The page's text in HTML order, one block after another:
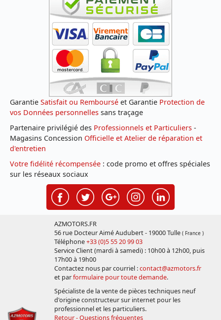
Garantie Satisfait ou Remboursé et Garantie Protection de
vos Données personnelles sans traçage
Partenaire privilégié des Professionnels et Particuliers -
Magasins Concession Officielle et Atelier de réparation et
d'entretien
Votre fidélité récompensée : code promo et offres spéciales
sur les réseaux sociaux
AZMOTORS.FR
56 rue Docteur Aimé Audubert - 19000 Tulle ( France )
Téléphone+33 (0)5 55 20 99 03
Service Client (mardi à samedi) : 10h00 à 12h00, puis
17h00 à 19h00
Contactez nous par courriel :contact@azmotors.fr
et parformulaire pour toute demande.
Spécialiste de la vente de pièces techniques neuf
d'origine constructeur sur internet pour les
professionnel et les particuliers.
Retour - Questions fréquentes